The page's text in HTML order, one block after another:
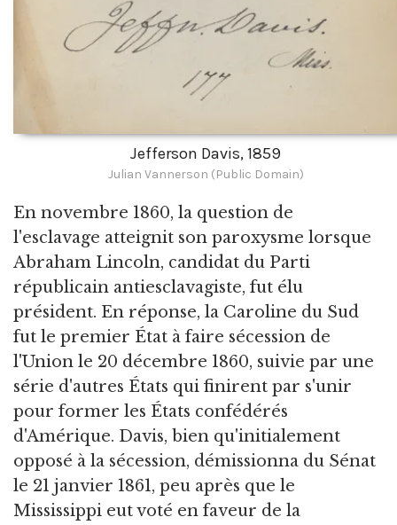
Jefferson Davis, 1859
Julian Vannerson (Public Domain)
En novembre 1860, la question de
l'esclavage atteignit son paroxysme lorsque
Abraham Lincoln, candidat du Parti
républicain antiesclavagiste, fut élu
président. En réponse, la Caroline du Sud
fut le premier État à faire sécession de
l'Union le 20 décembre 1860, suivie par une
série d'autres États qui finirent par s'unir
pour former les États confédérés
d'Amérique. Davis, bien qu'initialement
opposé à la sécession, démissionna du Sénat
le 21 janvier 1861, peu après que le
Mississippi eut voté en faveur de la